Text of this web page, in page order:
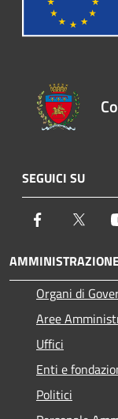
SEGUICI SU
Facebook
Organi di
Aree
Uffici
Enti e
Politici